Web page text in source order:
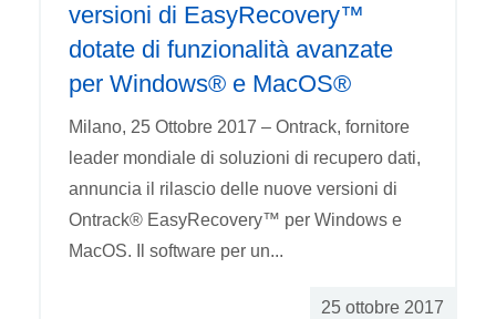
versioni di EasyRecovery™
dotate di funzionalità avanzate
per Windows® e MacOS®
Milano, 25 Ottobre 2017 – Ontrack, fornitore
leader mondiale di soluzioni di recupero dati,
annuncia il rilascio delle nuove versioni di
Ontrack® EasyRecovery™ per Windows e
MacOS. Il software per un...
25 ottobre 2017